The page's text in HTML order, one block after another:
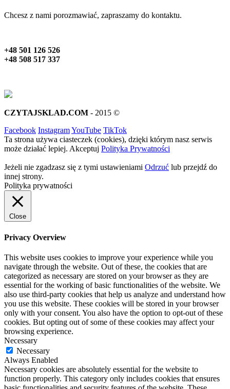
Chcesz z nami porozmawiać, zapraszamy do kontaktu.
+48 501 126 526
+48 508 517 337
CZYTAJSKLAD.COM - 2015 ©
Facebook InstagramYouTube TikTok
Ta strona używa ciasteczek (cookies), dzięki którym nasz serwis
może działać lepiej. Akceptuj Polityka Prywatności
Jeżeli nie zgadzasz się z tymi ustawieniami Odrzuć lub przejdź do
innej strony.
Polityka prywatności
Close
Privacy Overview
This website uses cookies to improve your experience while you
navigate through the website. Out of these, the cookies that are
categorized as necessary are stored on your browser as they are
essential for the working of basic functionalities of the website. We
also use third-party cookies that help us analyze and understand how
you use this website. These cookies will be stored in your browser
only with your consent. You also have the option to opt-out of these
cookies. But opting out of some of these cookies may affect your
browsing experience.
Necessary
Necessary
Always Enabled
Necessary cookies are absolutely essential for the website to
function properly. This category only includes cookies that ensures